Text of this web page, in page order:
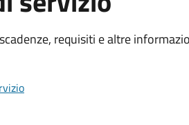
requisiti e altre